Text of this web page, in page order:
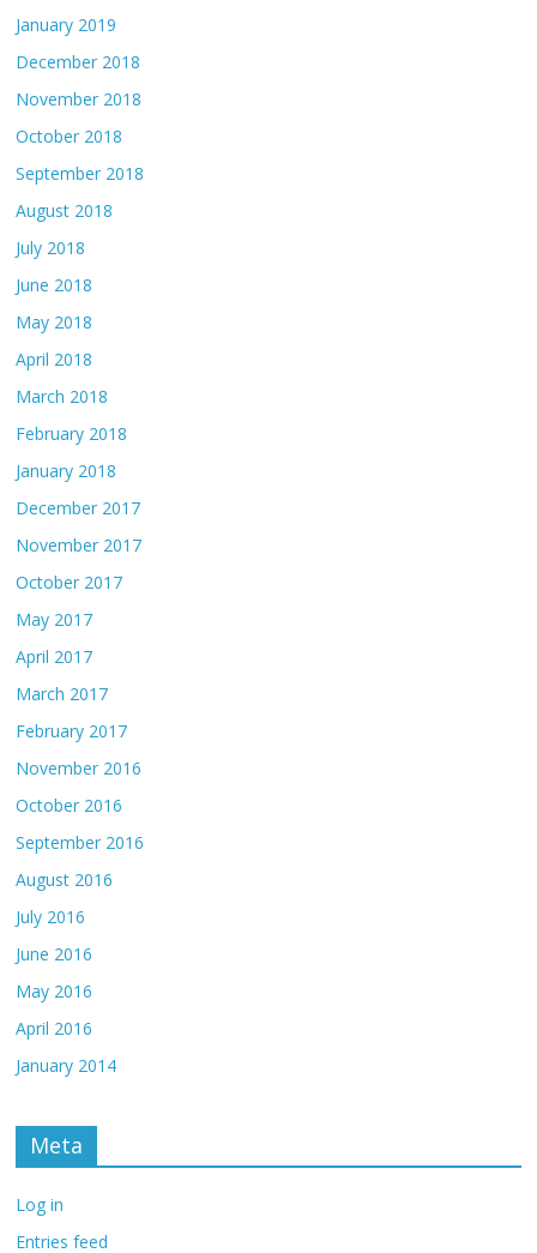
January 2019
December 2018
November 2018
October 2018
September 2018
August 2018
July 2018
June 2018
May 2018
April 2018
March 2018
February 2018
January 2018
December 2017
November 2017
October 2017
May 2017
April 2017
March 2017
February 2017
November 2016
October 2016
September 2016
August 2016
July 2016
June 2016
May 2016
April 2016
January 2014
Meta
Log in
Entries feed